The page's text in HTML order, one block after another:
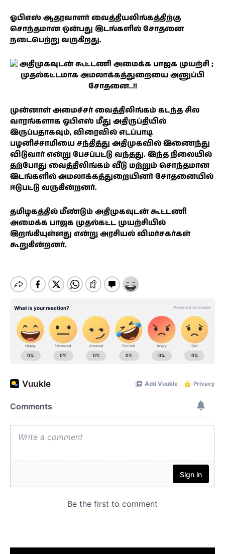
ஓபிஎஸ் ஆதரவாளர் வைத்தியலிங்கத்திற்கு
சொந்தமான ஒன்பது இடங்களில் சோதனை
நடைபெற்று வருகிறது.
முன்னாள் அமைச்சர் வைத்திலிங்கம் கடந்த சில
வாரங்களாக ஓபிஎஸ் மீது அதிருப்தியில்
இருப்பதாகவும், விரைவில் எடப்பாடி
பழனிச்சாமியை சந்தித்து அதிமுகவில் இணைந்து
விடுவார் என்று பேசப்பட்டு வந்தது. இந்த நிலையில்
தற்போது வைத்திலிங்கம் வீடு மற்றும் சொந்தமான
இடங்களில் அமலாக்கத்துறையினர் சோதனையில்
ஈடுபட்டு வருகின்றனர்.
தமிழகத்தில் மீண்டும் அதிமுகவுடன் கூட்டணி
அமைக்க பாஜக முதல்கட்ட முயற்சியில்
இறங்கியுள்ளது என்று அரசியல் விமர்சகர்கள்
கூறுகின்றனர்.